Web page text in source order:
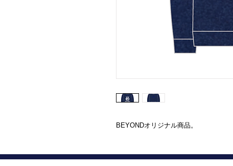
BEYONDオリジナル商品。